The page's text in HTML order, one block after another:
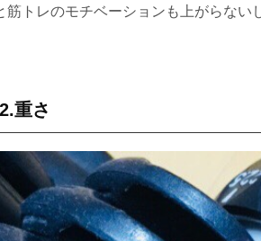
筋トレのモチベーションも上がらない
2.重さ